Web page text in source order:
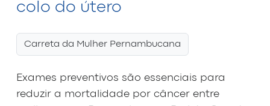
colo do útero
Carreta da Mulher Pernambucana
Exames preventivos são essenciais para
reduzir a mortalidade por câncer entre